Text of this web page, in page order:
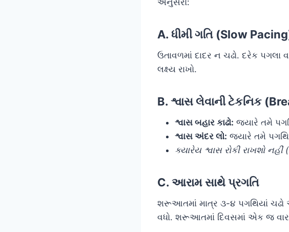
A. ધીમી ગતિ (Slow
ઉતાવળમાં દાદર ન ચઢો. દરેક પગલા
લક્ષ્ય રાખો.
B. શ્વાસ લેવાની ટેકનિક
શ્વાસ બહાર કાઢો: જ્યારે તમે
શ્વાસ અંદર લો: જ્યારે તમે
ક્યારેય શ્વાસ રોકી રાખશો
C. આરામ સાથે પ્રગતિ
શરૂઆતમાં માત્ર ૩-૪ પગથિયાં
વધો. શરૂઆતમાં દિવસમાં એક જ વાર